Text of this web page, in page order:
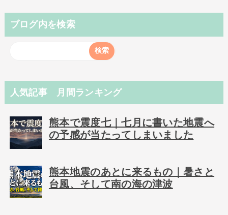
ブログ内を検索
人気記事 月間ランキング
熊本で震度七｜七月に書いた地震へ
の予感が当たってしまいました
熊本地震のあとに来るもの｜暑さと
台風、そして南の海の津波